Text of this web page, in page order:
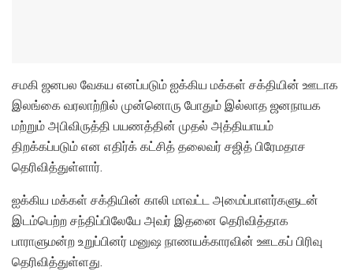
சமகி ஜனபல வேகய எனப்படும் ஐக்கிய மக்கள் சக்தியின் ஊடாக
இலங்கை வரலாற்றில் முன்னொரு போதும் இல்லாத ஜனநாயக
மற்றும் அபிவிருத்தி பயணத்தின் முதல் அத்தியாயம்
திறக்கப்படும் என எதிர்க் கட்சித் தலைவர் சஜித் பிரேமதாச
தெரிவித்துள்ளார்.
ஐக்கிய மக்கள் சக்தியின் காலி மாவட்ட அமைப்பாளர்களுடன்
இடம்பெற்ற சந்திப்பிலேயே அவர் இதனை தெரிவித்தாக
பாராளுமன்ற உறுப்பினர் மனுஷ நாணயக்காரவின் ஊடகப் பிரிவு
தெரிவித்துள்ளது.